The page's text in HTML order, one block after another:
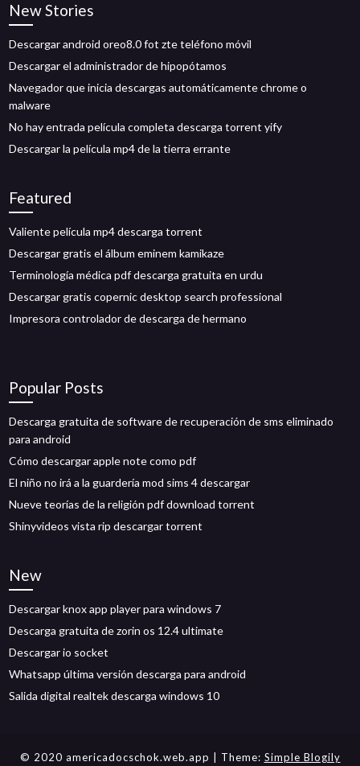
New Stories
Descargar android oreo8.0 fot zte teléfono móvil
Descargar el administrador de hipopótamos
Navegador que inicia descargas automáticamente chrome o
malware
No hay entrada película completa descarga torrent yify
Descargar la película mp4 de la tierra errante
Featured
Valiente película mp4 descarga torrent
Descargar gratis el álbum eminem kamikaze
Terminología médica pdf descarga gratuita en urdu
Descargar gratis copernic desktop search professional
Impresora controlador de descarga de hermano
Popular Posts
Descarga gratuita de software de recuperación de sms eliminado
para android
Cómo descargar apple note como pdf
El niño no irá a la guardería mod sims 4 descargar
Nueve teorías de la religión pdf download torrent
Shinyvideos vista rip descargar torrent
New
Descargar knox app player para windows 7
Descarga gratuita de zorin os 12.4 ultimate
Descargar io socket
Whatsapp última versión descarga para android
Salida digital realtek descarga windows 10
© 2020 americadocschok.web.app | Theme: Simple Blogily